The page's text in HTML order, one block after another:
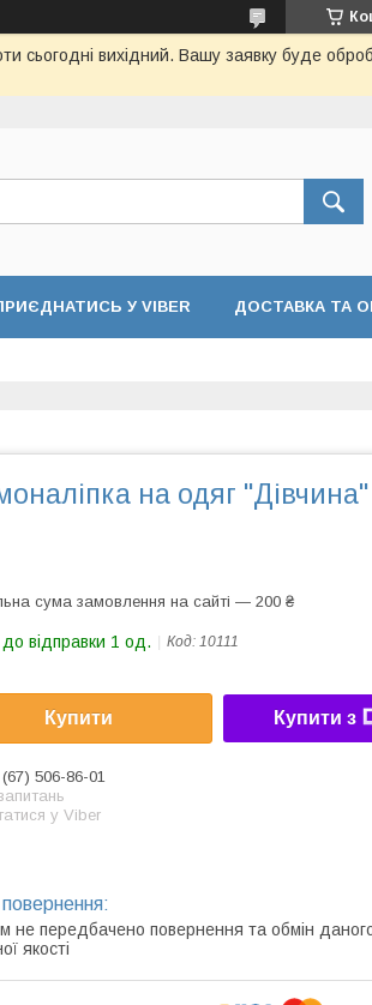
сьогодні вихідний. Вашу заявку буде
У VIBER ДОСТАВКА ТА
на одяг "Дівчина"
сума замовлення на сайті — 200 ₴
відправки 1 од. Код: 10111
Купити Купити з
506-86-01
у Viber
не передбачено повернення та обмін
якості